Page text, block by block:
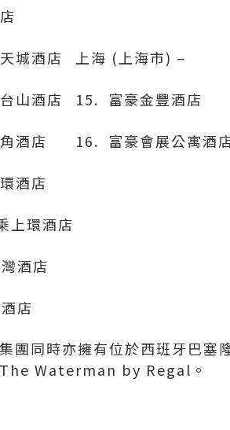
酒店 上海 (上海市) –
酒店 15. 富豪金豐酒店
酒店 16. 富豪會展公寓酒
酒店
環酒店
酒店
店
團同時亦擁有位於西班牙巴
Waterman by Regal。